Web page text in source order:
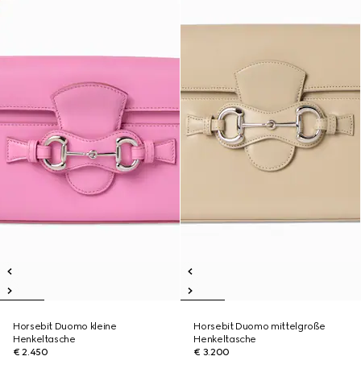
Horsebit Duomo kleine
Henkeltasche
€ 2.450
Horsebit Duomo mittelgroße
Henkeltasche
€ 3.200